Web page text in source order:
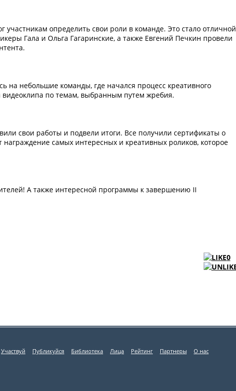
определить свои роли в команде. Это стало отличной
Гала и Ольга Гагаринские, а также Евгений Печкин провели
на небольшие команды, где начался процесс креативного
видеоклипа по темам, выбранным путем жребия.
свои работы и подвели итоги. Все получили сертификаты о
самых интересных и креативных роликов, которое
А также интересной программы к завершению II
0
Участвуй Публикуйся Библиотека Лица Рейтинг Партнеры О нас